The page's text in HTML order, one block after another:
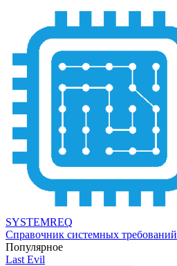
SYSTEMREQ
Справочник системных требований
Популярное
Last Evil